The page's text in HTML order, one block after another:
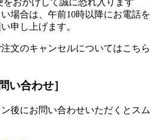
おかけして誠に恐れ入ります
場合は、午前10時以降にお電話を
申し上げます。
文のキャンセルについてはこちら
い合わせ］
後にお問い合わせいただくとスム